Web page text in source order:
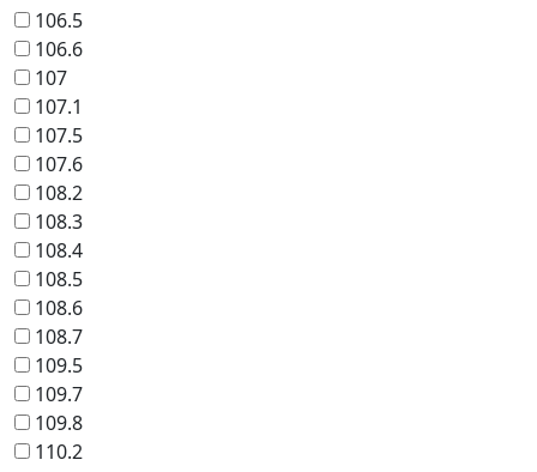
106.5
106.6
107
107.1
107.5
107.6
108.2
108.3
108.4
108.5
108.6
108.7
109.5
109.7
109.8
110.2